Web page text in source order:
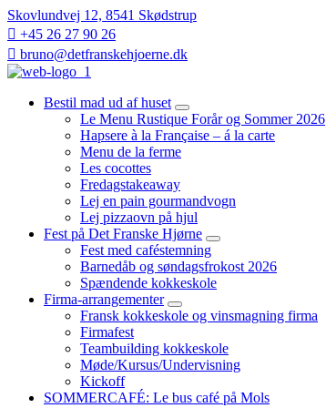
Skovlundvej 12, 8541 Skødstrup
+45 26 27 90 26
bruno@detfranskehjoerne.dk
Bestil mad ud af huset
expand
child
menu
Le Menu Rustique Forår og Sommer 2026
Hapsere à la Française – á la carte
Menu de la ferme
Les cocottes
Fredagstakeaway
Lej en pain gourmandvogn
Lej pizzaovn på hjul
Fest på Det Franske Hjørne
expand
child
menu
Fest med caféstemning
Barnedåb og søndagsfrokost 2026
Spændende kokkeskole
Firma-arrangementer
expand
child
Fransk kokkeskole og vinsmagning firma
Firmafest
Teambuilding kokkeskole​
Møde/Kursus/Undervisning
Kickoff
SOMMERCAFÉ: Le bus café på Mols